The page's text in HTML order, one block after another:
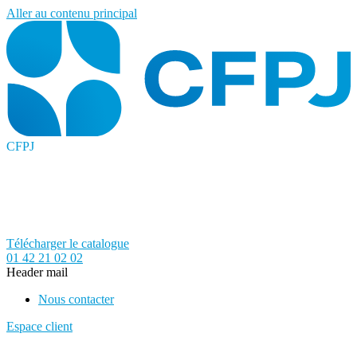
Aller au contenu principal
CFPJ
Télécharger le catalogue
01 42 21 02 02
Header mail
Nous contacter
Espace client